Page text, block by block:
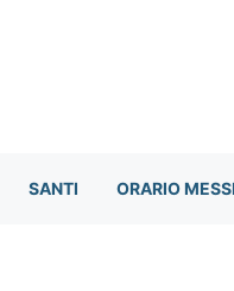
SANTI ORARIO